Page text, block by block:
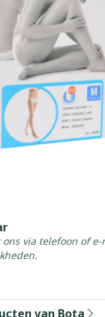
via telefoon of
van Bota